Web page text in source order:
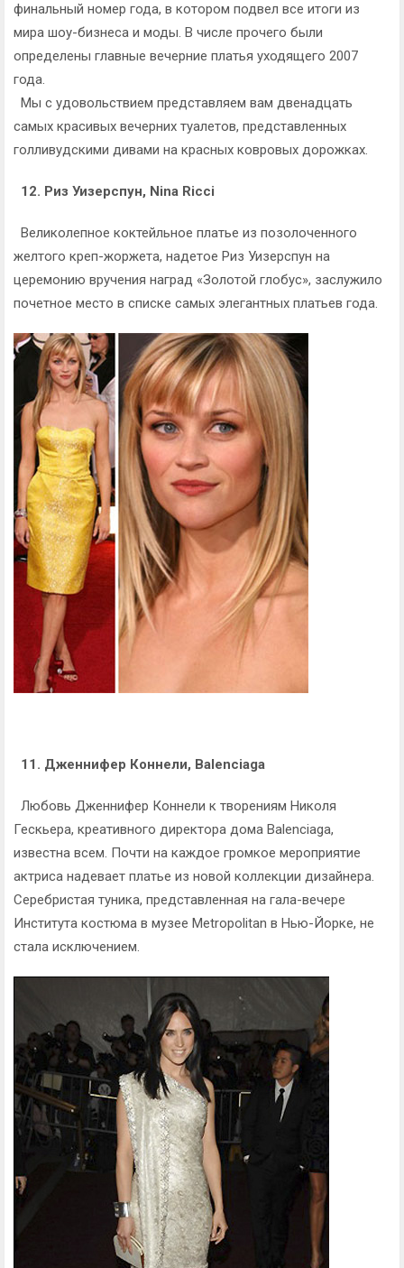
финальный номер года, в котором подвел все итоги из
мира шоу-бизнеса и моды. В числе прочего были
определены главные вечерние платья уходящего 2007
года.
Мы с удовольствием представляем вам двенадцать
самых красивых вечерних туалетов, представленных
голливудскими дивами на красных ковровых дорожках.
12. Риз Уизерспун, Nina Ricci
Великолепное коктейльное платье из позолоченного
желтого креп-жоржета, надетое Риз Уизерспун на
церемонию вручения наград «Золотой глобус», заслужило
почетное место в списке самых элегантных платьев года.
11. Дженнифер Коннели, Balenciaga
Любовь Дженнифер Коннели к творениям Николя
Гескьера, креативного директора дома Balenciaga,
известна всем. Почти на каждое громкое мероприятие
актриса надевает платье из новой коллекции дизайнера.
Серебристая туника, представленная на гала-вечере
Института костюма в музее Metropolitan в Нью-Йорке, не
стала исключением.